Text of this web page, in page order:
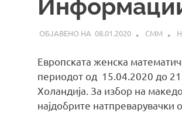
08.01.2020 СММ
Европската женска
периодот од 15.04.2020 до
Холандија. За избор на
најдобрите натпреварувачки